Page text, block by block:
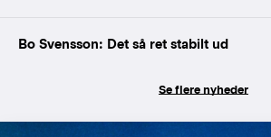
Bo Svensson: Det så ret stabilt ud
Se flere nyheder